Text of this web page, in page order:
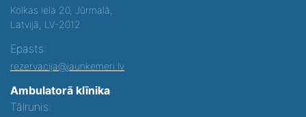
Kolkas iela 20, Jūrmalā,
Latvijā, LV-2012
Epasts:
rezervacija@jaunkemeri.lv
Ambulatorā klīnika
Tālrunis: